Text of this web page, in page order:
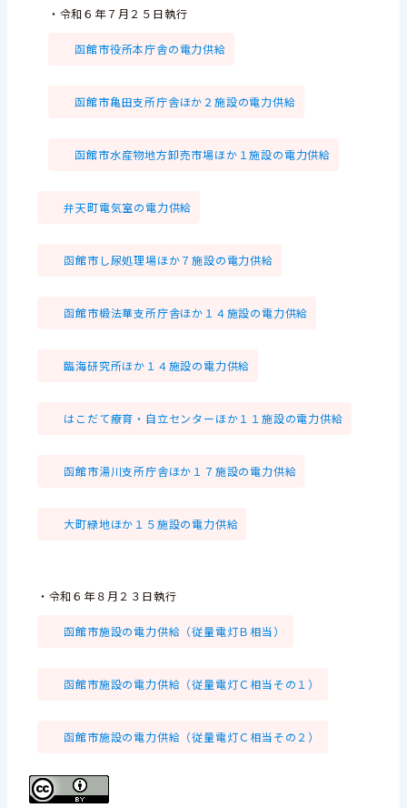
・令和６年７月２５日執行
函館市役所本庁舎の電力供給
函館市亀田支所庁舎ほか２施設の電力供給
函館市水産物地方卸売市場ほか１施設の電力供給
弁天町電気室の電力供給
函館市し尿処理場ほか７施設の電力供給
函館市椴法華支所庁舎ほか１４施設の電力供給
臨海研究所ほか１４施設の電力供給
はこだて療育・自立センターほか１１施設の電力供給
函館市湯川支所庁舎ほか１７施設の電力供給
大町緑地ほか１５施設の電力供給
・令和６年８月２３日執行
函館市施設の電力供給（従量電灯Ｂ相当）
函館市施設の電力供給（従量電灯Ｃ相当その１）
函館市施設の電力供給（従量電灯Ｃ相当その２）